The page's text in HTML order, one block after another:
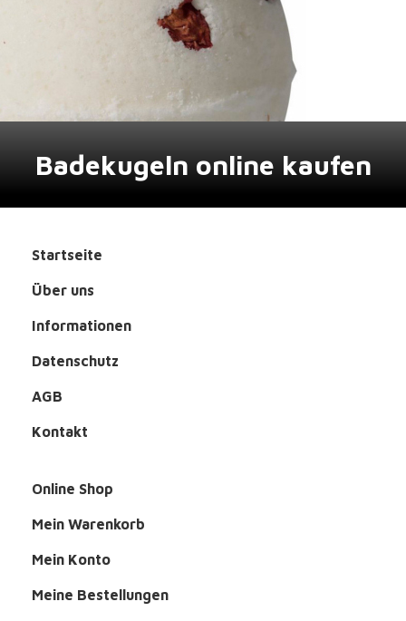
Badekugeln online kaufen
Startseite
Über uns
Informationen
Datenschutz
AGB
Kontakt
Online Shop
Mein Warenkorb
Mein Konto
Meine Bestellungen